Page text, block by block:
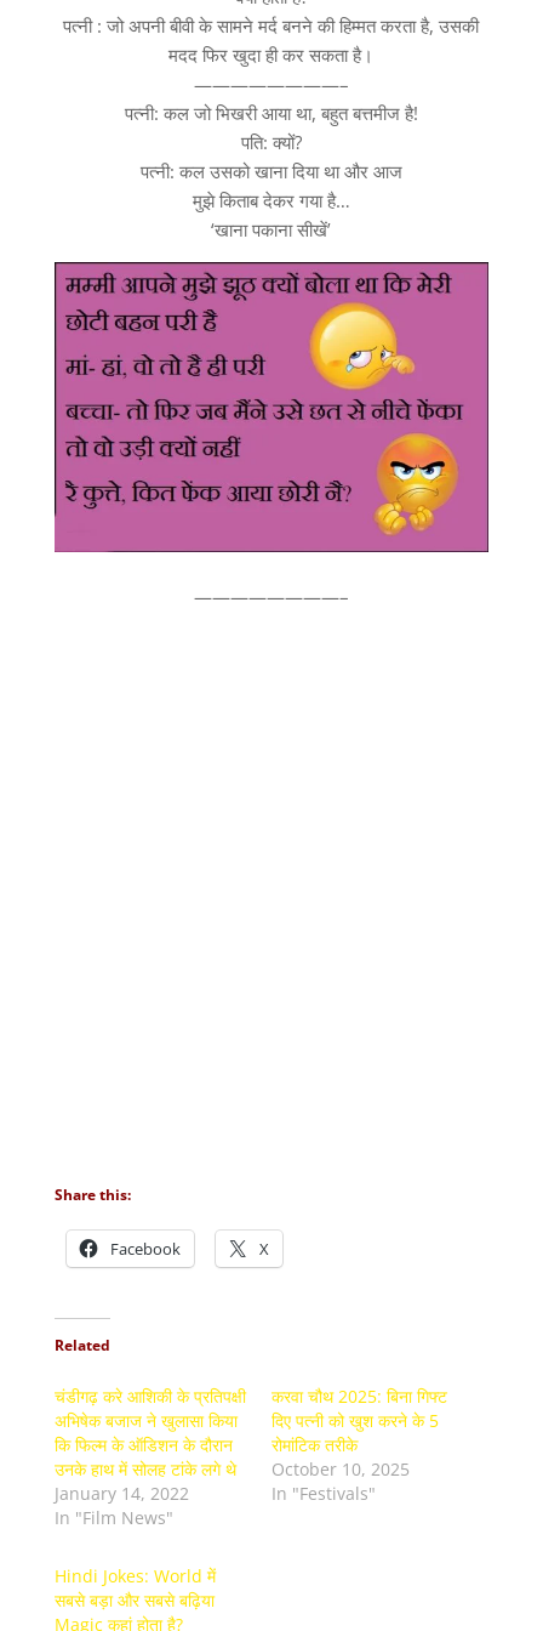
पत्नी : जो अपनी बीवी के सामने मर्द बनने की हिम्मत करता है, उसकी
मदद फिर खुदा ही कर सकता है।
————————–
पत्नी: कल जो भिखरी आया था, बहुत बत्तमीज है!
पति: क्यों?
पत्नी: कल उसको खाना दिया था और आज
मुझे किताब देकर गया है…
‘खाना पकाना सीखें’
————————–
Share this:
Facebook X
Related
चंडीगढ़ करे आशिकी के प्रतिपक्षी
अभिषेक बजाज ने खुलासा किया
कि फिल्म के ऑडिशन के दौरान
उनके हाथ में सोलह टांके लगे थे
January 14, 2022
In "Film News"
करवा चौथ 2025: बिना गिफ्ट
दिए पत्नी को खुश करने के 5
रोमांटिक तरीके
October 10, 2025
In "Festivals"
Hindi Jokes: World में
सबसे बड़ा और सबसे बढ़िया
Magic कहां होता है?